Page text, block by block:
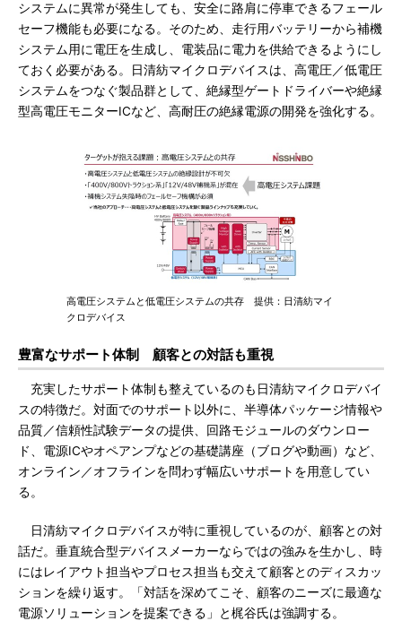
システムに異常が発生しても、安全に路肩に停車できるフェール
セーフ機能も必要になる。そのため、走行用バッテリーから補機
システム用に電圧を生成し、電装品に電力を供給できるようにし
ておく必要がある。日清紡マイクロデバイスは、高電圧／低電圧
システムをつなぐ製品群として、絶縁型ゲートドライバーや絶縁
型高電圧モニターICなど、高耐圧の絶縁電源の開発を強化する。
高電圧システムと低電圧システムの共存 提供：日清紡マイ
クロデバイス
豊富なサポート体制 顧客との対話も重視
充実したサポート体制も整えているのも日清紡マイクロデバイ
スの特徴だ。対面でのサポート以外に、半導体パッケージ情報や
品質／信頼性試験データの提供、回路モジュールのダウンロー
ド、電源ICやオペアンプなどの基礎講座（ブログや動画）など、
オンライン／オフラインを問わず幅広いサポートを用意してい
る。
日清紡マイクロデバイスが特に重視しているのが、顧客との対
話だ。垂直統合型デバイスメーカーならではの強みを生かし、時
にはレイアウト担当やプロセス担当も交えて顧客とのディスカッ
ションを繰り返す。「対話を深めてこそ、顧客のニーズに最適な
電源ソリューションを提案できる」と梶谷氏は強調する。